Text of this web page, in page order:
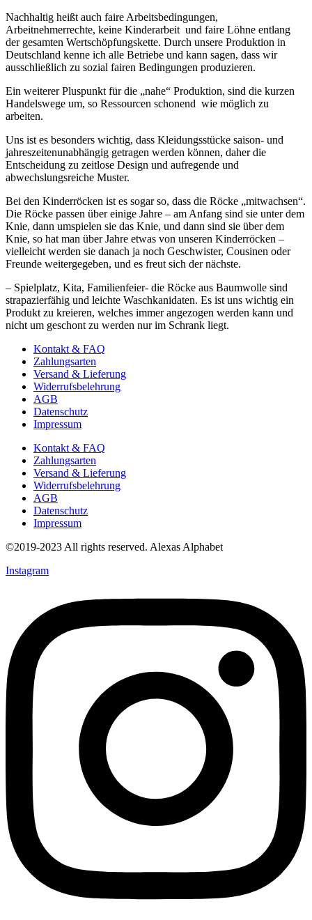
Nachhaltig heißt auch faire Arbeitsbedingungen,
Arbeitnehmerrechte, keine Kinderarbeit und faire Löhne entlang
der gesamten Wertschöpfungskette. Durch unsere Produktion in
Deutschland kenne ich alle Betriebe und kann sagen, dass wir
ausschließlich zu sozial fairen Bedingungen produzieren.
Ein weiterer Pluspunkt für die „nahe“ Produktion, sind die kurzen
Handelswege um, so Ressourcen schonend wie möglich zu
arbeiten.
Uns ist es besonders wichtig, dass Kleidungsstücke saison- und
jahreszeitenunabhängig getragen werden können, daher die
Entscheidung zu zeitlose Design und aufregende und
abwechslungsreiche Muster.
Bei den Kinderröcken ist es sogar so, dass die Röcke „mitwachsen“.
Die Röcke passen über einige Jahre – am Anfang sind sie unter dem
Knie, dann umspielen sie das Knie, und dann sind sie über dem
Knie, so hat man über Jahre etwas von unseren Kinderröcken –
vielleicht werden sie danach ja noch Geschwister, Cousinen oder
Freunde weitergegeben, und es freut sich der nächste.
– Spielplatz, Kita, Familienfeier- die Röcke aus Baumwolle sind
strapazierfähig und leichte Waschkanidaten. Es ist uns wichtig ein
Produkt zu kreieren, welches immer angezogen werden kann und
nicht um geschont zu werden nur im Schrank liegt.
Kontakt & FAQ
Zahlungsarten
Versand & Lieferung
Widerrufsbelehrung
AGB
Datenschutz
Impressum
Kontakt & FAQ
Zahlungsarten
Versand & Lieferung
Widerrufsbelehrung
AGB
Datenschutz
Impressum
©2019-2023 All rights reserved. Alexas Alphabet
Instagram